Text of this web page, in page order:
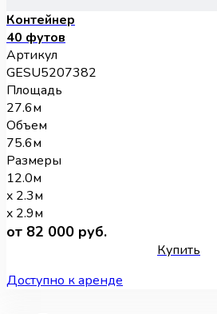
Контейнер
40 футов
Артикул
GESU5207382
Площадь
27.6м
Объем
75.6м
Размеры
12.0м
x 2.3м
x 2.9м
от 82 000 руб.
Купить
Доступно к аренде